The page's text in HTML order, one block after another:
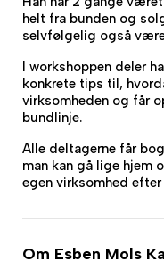
helt fra bunden og
selvfølgelig også
I workshoppen deler
konkrete tips til,
virksomheden og får
bundlinje.
Alle deltagerne får
man kan gå lige hjem
egen virksomhed efter
Om Esben Mols